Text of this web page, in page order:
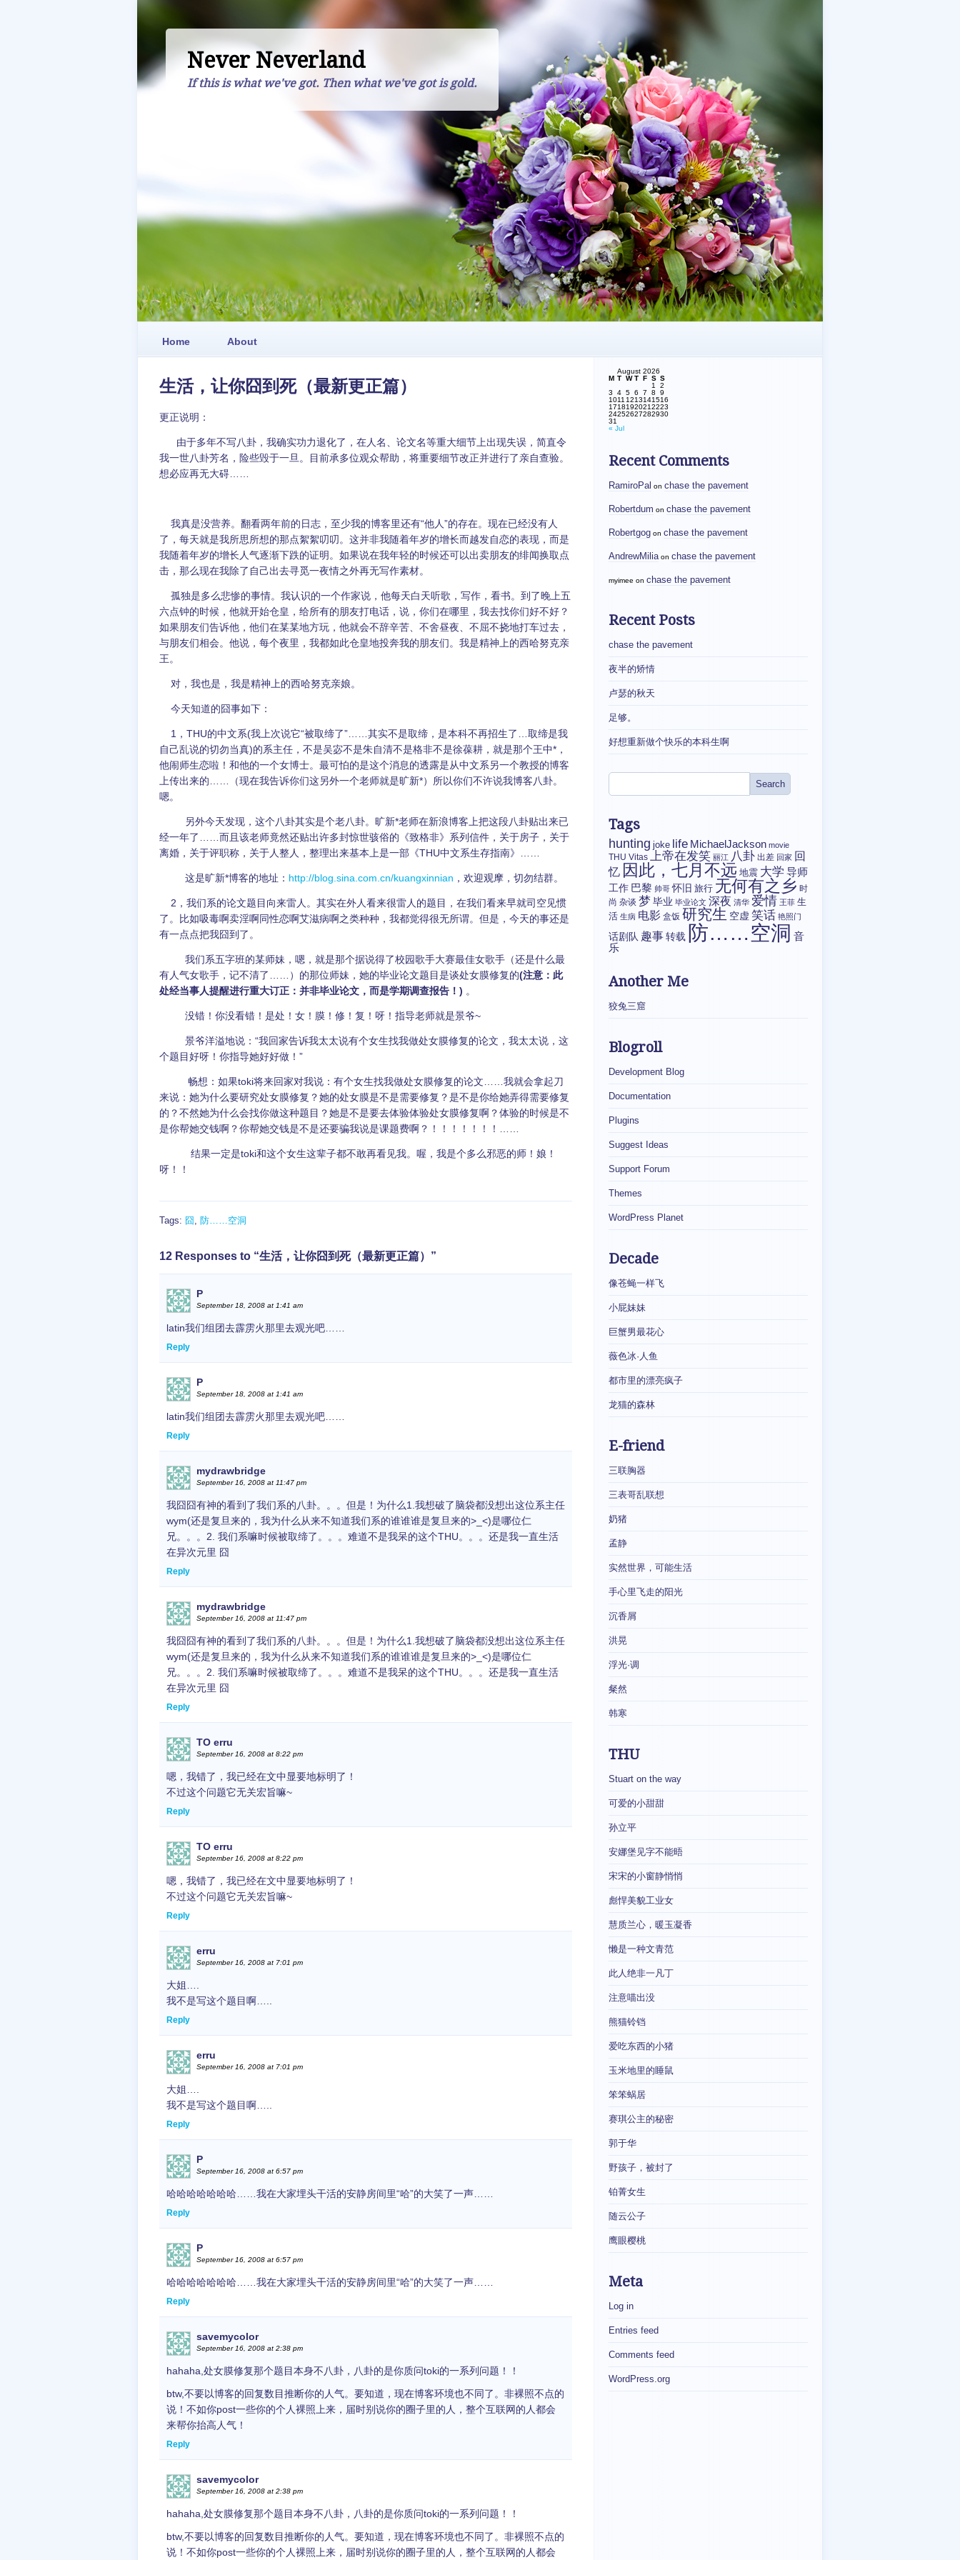
Never Neverland
If this is what we've got. Then what we've got is gold.
Home About
生活，让你囧到死（最新更正篇）
更正说明：
由于多年不写八卦，我确实功力退化了，在人名、论文名等重大细节上出现失误，简直令
我一世八卦芳名，险些毁于一旦。目前承多位观众帮助，将重要细节改正并进行了亲自查验。
想必应再无大碍……
我真是没营养。翻看两年前的日志，至少我的博客里还有“他人”的存在。现在已经没有人
了，每天就是我所思所想的那点絮絮叨叨。这并非我随着年岁的增长而越发自恋的表现，而是
我随着年岁的增长人气逐渐下跌的证明。如果说在我年轻的时候还可以出卖朋友的绯闻换取点
击，那么现在我除了自己出去寻觅一夜情之外再无写作素材。
孤独是多么悲惨的事情。我认识的一个作家说，他每天白天听歌，写作，看书。到了晚上五
六点钟的时候，他就开始仓皇，给所有的朋友打电话，说，你们在哪里，我去找你们好不好？
如果朋友们告诉他，他们在某某地方玩，他就会不辞辛苦、不舍昼夜、不屈不挠地打车过去，
与朋友们相会。他说，每个夜里，我都如此仓皇地投奔我的朋友们。我是精神上的西哈努克亲
王。
对，我也是，我是精神上的西哈努克亲娘。
今天知道的囧事如下：
1，THU的中文系(我上次说它“被取缔了”……其实不是取缔，是本科不再招生了…取缔是我
自己乱说的切勿当真)的系主任，不是吴宓不是朱自清不是格非不是徐葆耕，就是那个王中*，
他闹师生恋啦！和他的一个女博士。最可怕的是这个消息的透露是从中文系另一个教授的博客
上传出来的……（现在我告诉你们这另外一个老师就是旷新*）所以你们不许说我博客八卦。
嗯。
另外今天发现，这个八卦其实是个老八卦。旷新*老师在新浪博客上把这段八卦贴出来已
经一年了……而且该老师竟然还贴出许多封惊世骇俗的《致格非》系列信件，关于房子，关于
离婚，关于评职称，关于人整人，整理出来基本上是一部《THU中文系生存指南》……
这是旷新*博客的地址： http://blog.sina.com.cn/kuangxinnian ，欢迎观摩，切勿结群。
2，我们系的论文题目向来雷人。其实在外人看来很雷人的题目，在我们看来早就司空见惯
了。比如吸毒啊卖淫啊同性恋啊艾滋病啊之类种种，我都觉得很无所谓。但是，今天的事还是
有一点点把我囧到了。
我们系五字班的某师妹，嗯，就是那个据说得了校园歌手大赛最佳女歌手（还是什么最
有人气女歌手，记不清了……）的那位师妹，她的毕业论文题目是谈处女膜修复的(注意：此
处经当事人提醒进行重大订正：并非毕业论文，而是学期调查报告！) 。
没错！你没看错！是处！女！膜！修！复！呀！指导老师就是景爷~
景爷洋溢地说：“我回家告诉我太太说有个女生找我做处女膜修复的论文，我太太说，这
个题目好呀！你指导她好好做！”
畅想：如果toki将来回家对我说：有个女生找我做处女膜修复的论文……我就会拿起刀
来说：她为什么要研究处女膜修复？她的处女膜是不是需要修复？是不是你给她弄得需要修复
的？不然她为什么会找你做这种题目？她是不是要去体验体验处女膜修复啊？体验的时候是不
是你帮她交钱啊？你帮她交钱是不是还要骗我说是课题费啊？！！！！！！！……
结果一定是toki和这个女生这辈子都不敢再看见我。喔，我是个多么邪恶的师！娘！
呀！！
Tags: 囧 , 防……空洞
12 Responses to “生活，让你囧到死（最新更正篇）”
P
September 18, 2008 at 1:41 am
latin我们组团去霹雳火那里去观光吧……
Reply
P
September 18, 2008 at 1:41 am
latin我们组团去霹雳火那里去观光吧……
Reply
mydrawbridge
September 16, 2008 at 11:47 pm
我囧囧有神的看到了我们系的八卦。。。但是！为什么1.我想破了脑袋都没想出这位系主任
wym(还是复旦来的，我为什么从来不知道我们系的谁谁谁是复旦来的>_<)是哪位仁
兄。。。2. 我们系嘛时候被取缔了。。。难道不是我呆的这个THU。。。还是我一直生活
在异次元里 囧
Reply
mydrawbridge
September 16, 2008 at 11:47 pm
我囧囧有神的看到了我们系的八卦。。。但是！为什么1.我想破了脑袋都没想出这位系主任
wym(还是复旦来的，我为什么从来不知道我们系的谁谁谁是复旦来的>_<)是哪位仁
兄。。。2. 我们系嘛时候被取缔了。。。难道不是我呆的这个THU。。。还是我一直生活
在异次元里 囧
Reply
TO erru
September 16, 2008 at 8:22 pm
嗯，我错了，我已经在文中显要地标明了！
不过这个问题它无关宏旨嘛~
Reply
TO erru
September 16, 2008 at 8:22 pm
嗯，我错了，我已经在文中显要地标明了！
不过这个问题它无关宏旨嘛~
Reply
erru
September 16, 2008 at 7:01 pm
大姐….
我不是写这个题目啊…..
Reply
erru
September 16, 2008 at 7:01 pm
大姐….
我不是写这个题目啊…..
Reply
P
September 16, 2008 at 6:57 pm
哈哈哈哈哈哈哈……我在大家埋头干活的安静房间里“哈”的大笑了一声……
Reply
P
September 16, 2008 at 6:57 pm
哈哈哈哈哈哈哈……我在大家埋头干活的安静房间里“哈”的大笑了一声……
Reply
savemycolor
September 16, 2008 at 2:38 pm
hahaha,处女膜修复那个题目本身不八卦，八卦的是你质问toki的一系列问题！！
btw,不要以博客的回复数目推断你的人气。要知道，现在博客环境也不同了。非裸照不点的
说！不如你post一些你的个人裸照上来，届时别说你的圈子里的人，整个互联网的人都会
来帮你抬高人气！
Reply
savemycolor
September 16, 2008 at 2:38 pm
hahaha,处女膜修复那个题目本身不八卦，八卦的是你质问toki的一系列问题！！
btw,不要以博客的回复数目推断你的人气。要知道，现在博客环境也不同了。非裸照不点的
说！不如你post一些你的个人裸照上来，届时别说你的圈子里的人，整个互联网的人都会
August 2026
M T W T F S S
1
2
3
4 5 6 7 8
9
1011 1213141516
17181920212223
24252627282930
31
« Jul
Recent Comments
RamiroPal on chase the pavement
Robertdum on chase the pavement
Robertgog on chase the pavement
AndrewMilia on chase the pavement
myimee on chase the pavement
Recent Posts
chase the pavement
夜半的矫情
卢瑟的秋天
足够。
好想重新做个快乐的本科生啊
Tags
hunting joke life MichaelJackson movie
THU Vitas 上帝在发笑 丽江 八卦 出差 回家 回
忆 因此，七月不远 地震 大学 导师
工作 巴黎 帅哥 怀旧 旅行 无何有之乡 时
尚 杂谈 梦 毕业 毕业论文 深夜 清华 爱情 王菲 生
活 生病 电影 盒饭 研究生 空虚 笑话 艳照门
话剧队 趣事转载 防……空洞 音
乐
Another Me
狡兔三窟
Blogroll
Development Blog
Documentation
Plugins
Suggest Ideas
Support Forum
Themes
WordPress Planet
Decade
像苍蝇一样飞
小屁妹妹
巨蟹男最花心
薇色冰·人鱼
都市里的漂亮疯子
龙猫的森林
E-friend
三联胸器
三表哥乱联想
奶猪
孟静
实然世界，可能生活
手心里飞走的阳光
沉香屑
洪晃
浮光·调
粲然
韩寒
THU
Stuart on the way
可爱的小甜甜
孙立平
安娜堡见字不能晤
宋宋的小窗静悄悄
彪悍美貌工业女
慧质兰心，暖玉凝香
懒是一种文青范
此人绝非一凡丁
注意喵出没
熊猫铃铛
爱吃东西的小猪
玉米地里的睡鼠
笨笨蜗居
赛琪公主的秘密
郭于华
野孩子，被封了
铂菁女生
随云公子
鹰眼樱桃
Meta
Log in
Entries feed
Comments feed
WordPress.org